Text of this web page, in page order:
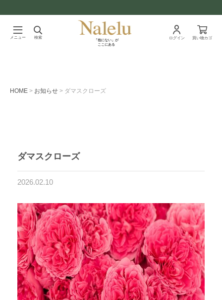
メニュー 検索
「他にない」が
ここにある
ログイン 買い物カゴ
HOME お知らせ ダマスクローズ
ダマスクローズ
2026.02.10